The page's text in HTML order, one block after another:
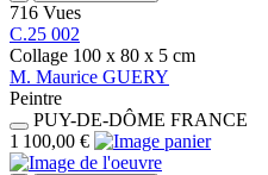
716 Vues
C.25 002
Collage 100 x 80 x 5 cm
M. Maurice GUERY
Peintre
PUY-DE-DÔME FRANCE
1 100,00 €